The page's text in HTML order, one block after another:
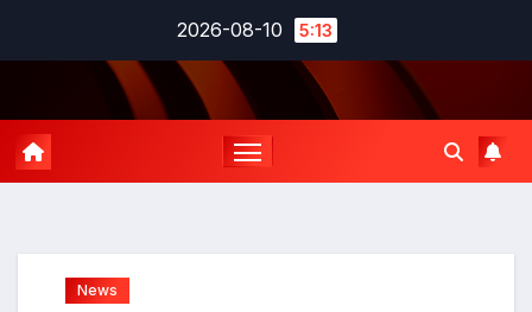
2026-08-10 5:13
News